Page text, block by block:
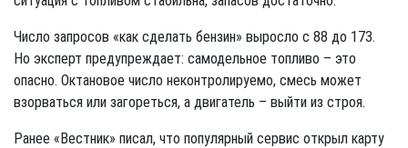
Число запросов «как сделать бензин» выросло с 88 до 173.
Но эксперт предупреждает: самодельное топливо – это
опасно. Октановое число неконтролируемо, смесь может
взорваться или загореться, а двигатель – выйти из строя.
Ранее «Вестник» писал, что популярный сервис открыл карту